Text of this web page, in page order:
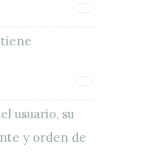
usuario, su
y orden de